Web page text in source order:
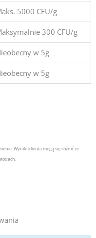
5000 CFU/g
300 CFU/g
w 5g
w 5g
Wyniki klienta mogą się różnić ze